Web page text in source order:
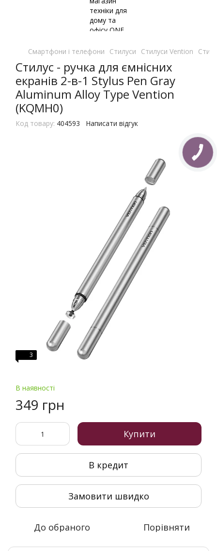
Смартфони і телефони Стилуси Стилуси Vention
Стилус - ручка для ємнісних
екранів 2-в-1 Stylus Pen Gray
Aluminum Alloy Type Vention
(KQMH0)
Код товару: 404593 Написати відгук
3
В наявності
349 грн
Купити
В кредит
Замовити швидко
До обраного Порівняти